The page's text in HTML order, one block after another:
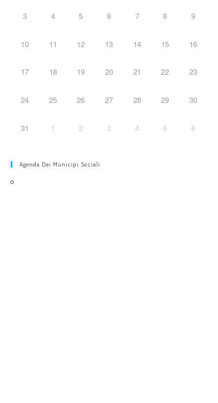
3 4 5 6 7 8 9
10 11 12 13 14 15 16
17 18 19 20 21 22 23
24 25 26 27 28 29 30
31 1 2 3 4 5 6
Agenda Dei Municipi Sociali